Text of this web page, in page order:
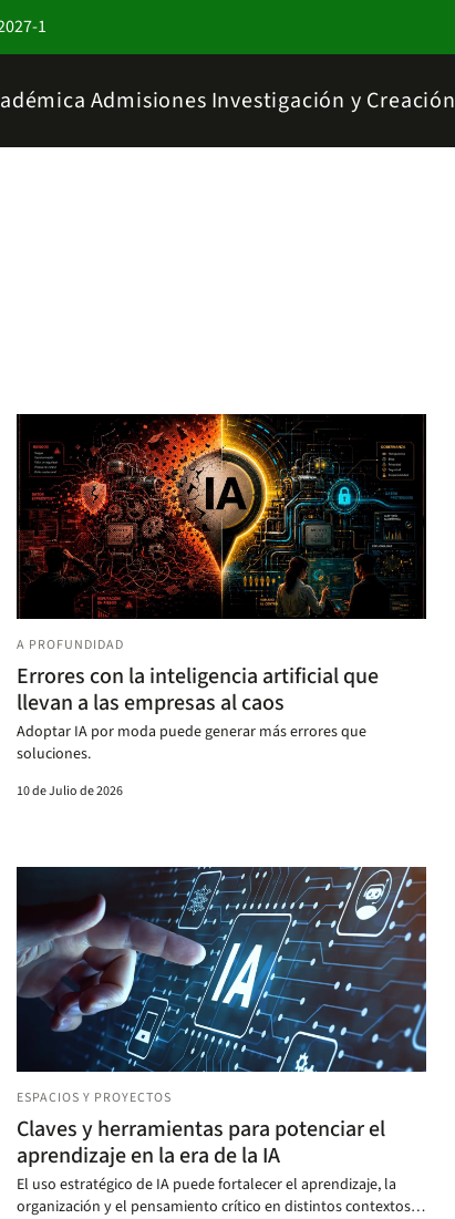
1
Admisiones Investigación y Creación
A PROFUNDIDAD
Errores con la inteligencia artificial que
llevan a las empresas al caos
Adoptar IA por moda puede generar más errores que
soluciones.
10 de Julio de 2026
ESPACIOS Y PROYECTOS
Claves y herramientas para potenciar el
aprendizaje en la era de la IA
El uso estratégico de IA puede fortalecer el aprendizaje, la
organización y el pensamiento crítico en distintos contextos